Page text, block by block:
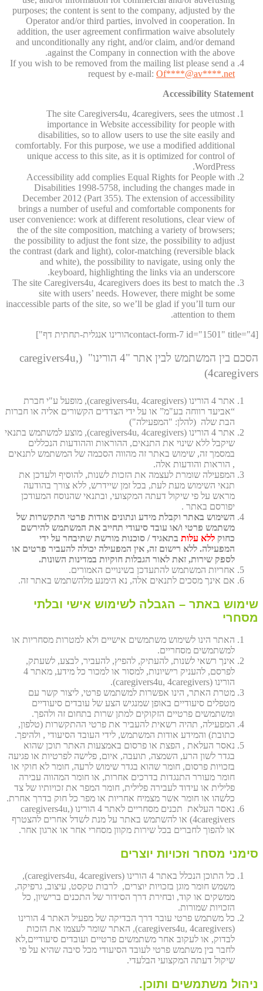
purposes; the content is sent to the company, adjusted by the
Operator and/or third parties, involved in cooperation. In
addition, the user agreement confirmation waive absolutely
and unconditionally any right, and/or claim, and/or demand
against the Company in connection with the above.
If you wish to be removed from the mailing list please send a
request by e-mail: Of****@av****.net
Accessibility Statement
The site Caregivers4u, 4caregivers, sees the utmost
importance in Website accessibility for people with
disabilities, so to allow users to use the site easily and
comfortably. For this purpose, we use a modified additional
unique access to this site, as it is optimized for control of
WordPress.
Accessibility add complies Equal Rights for People with
Disabilities 1998-5758, including the changes made in
December 2012 (Part 355). The extension of accessibility
brings a number of useful and comfortable components for
user convenience: work at different resolutions, clear view of
the of the site composition, matching a variety of browsers;
the possibility to adjust the font size, the possibility to adjust
the contrast (dark and light), color-matching (reversible black
and white), the possibility to navigate, using only the
keyboard, highlighting the links via an underscore.
The site Caregivers4u, 4caregivers does its best to match the
site with users’ needs. However, there might be some
inaccessible parts of the site, so we’ll be glad if you’ll turn our
attention to them.
[contact-form-7 id="1501" title="4הורינו אנגלית-תחתית דף"]
הסכם בין המשתמש לבין אתר "4 הורינו" (caregivers4u,
4caregivers)
אתר 4 הורינו (caregivers4u, 4caregivers), מופעל ע"י חברת
“אביעד רווחה בע"מ” או על ידי הצדדים הקשורים אליה או חברות
הבת שלה (להלן: "המפעילה")
אתר 4 הורינו (caregivers4u, 4caregivers), מוצע למשתמש בתנאי
שיקבל ללא שינוי את התנאים, ההוראות וההודעות הנכללים
במסמך זה, שימוש באתר זה מהווה הסכמה של המשתמש לתנאים
, הוראות והודעות אלה.
המפעילה שומרת לעצמה את הזכות לשנות, להוסיף ולעדכן את
תנאי השימוש מעת לעת, בכל זמן שיידרש, ללא צורך בהודעה
מראש על פי שיקול דעתה המקצועי, ובתנאי שהנוסח המעודכן
יפורסם באתר .
השימוש באתר וקבלת מידע ונתונים אודות פרטי התקשרות של
משתמש פרטי ו/או עובד סיעודי תחייב את המשתמש להירשם
כחוק ללא עלות בתאגיד / סוכנות מורשת שתיבחר על ידי
המפעילה. ללא רישום זה, אין המפעילה יכולה להעביר פרטים או
לספק שירות, זאת לאור הגבלות חוקיות במדינות השונות.
אחריות המשתמש להתעדכן בשינויים האמורים.
אם אינך מסכים לתנאים אלה, נא הימנע מלהשתמש באתר זה.
שימוש באתר – הגבלה לשימוש אישי ובלתי
מסחרי
האתר הינו לשימוש משתמשים אישיים ולא למטרות מסחריות או
למשתמשים מסחריים.
אינך רשאי לשנות, להעתיק, להפיץ, להעביר, לבצע, לשעתק,
לפרסם, להעניק רישיונות, למסור או למכור כל מידע, מאתר 4
הורינו (caregivers4u, 4caregivers).
מטרת האתר, הינו אפשרות למשתמש פרטי, ליצור קשר עם
מטפלים סיעודיים באופן שמנגיש הצע של עובדים סיעודיים
ומשתמשים פרטיים הזקוקים למתן שרות בתחום זה ולהפך.
המפעילה, תהיה רשאית להעביר את פרטי ההתקשרות (טלפון,
כתובת) והמידע אודות המשתמש, לידי העובד הסיעודי , ולהיפך.
נאסר העלאת , הפצת או פרסום באמצעות האתר תוכן שהוא
בגדר לשון הרע, השמצה, תועבה, איום, פלישה לפרטיות או פגיעה
בזכויות פרסום, חומר שהוא בגדר שימוש לרעה, חומר לא חוקי או
חומר מעורר התנגדות בדרכים אחרות, או חומר המהווה עבירה
פלילית או עידוד לעבירה פלילית, חומר המפר את זכויותיו של צד
כלשהו או חומר אשר מצמיח אחריות או מפר כל חוק בדרך אחרת.
נאסר העלאת תכנים מסחריים לאתר 4 הורינו (caregivers4u,
4caregivers) או להשתמש באתר על מנת לשדל אחרים להצטרף
או להפוך לחברים בכל שירות מקוון מסחרי אחר או ארגון אחר.
סימני מסחר וזכויות יוצרים
כל התוכן הנכלל באתר 4 הורינו (caregivers4u, 4caregivers),
משמש חומר מוגן בזכויות יוצרים, לרבות טקסט, עיצוב, גרפיקה,
ממשקים או קוד, ובחירת דרך הסידור של התכנים ברישיון, כל
הזכויות שמורות.
כל משתמש פרטי עובר דרך הבדיקה של מפעיל האתר 4 הורינו
(caregivers4u, 4caregivers), האתר שומר לעצמו את הזכות
לבדוק, או לעקוב אחר משתמשים פרטיים ועובדים סיעודיים,לא
לחבר בין משתמש פרטי לעובד הסיעודי מכל סיבה שהיא על פי
שיקול דעתה המקצועי הבלעדי.
ניהול משתמשים ותוכן.